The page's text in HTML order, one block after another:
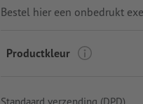
Bestel hier een onbedrukt
Productkleur
Standaard verzending (DPD)